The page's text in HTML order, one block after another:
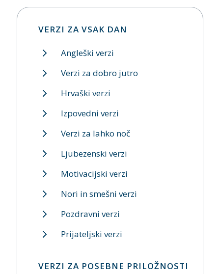
VERZI ZA VSAK DAN
Angleški verzi
Verzi za dobro jutro
Hrvaški verzi
Izpovedni verzi
Verzi za lahko noč
Ljubezenski verzi
Motivacijski verzi
Nori in smešni verzi
Pozdravni verzi
Prijateljski verzi
VERZI ZA POSEBNE PRILOŽNOSTI